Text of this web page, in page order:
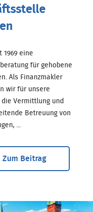
1969 eine
für gehobene
Als Finanzmakler
wir für unsere
Vermittlung und
Betreuung von
...
Zum Beitrag